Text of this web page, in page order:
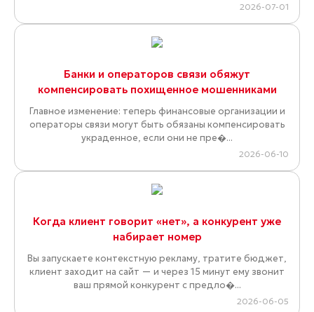
2026-07-01
Банки и операторов связи обяжут
компенсировать похищенное мошенниками
Главное изменение: теперь финансовые организации и
операторы связи могут быть обязаны компенсировать
украденное, если они не пре�...
2026-06-10
Когда клиент говорит «нет», а конкурент уже
набирает номер
Вы запускаете контекстную рекламу, тратите бюджет,
клиент заходит на сайт — и через 15 минут ему звонит
ваш прямой конкурент с предло�...
2026-06-05